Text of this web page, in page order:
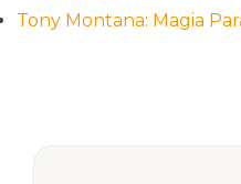
Tony Montana: Magia